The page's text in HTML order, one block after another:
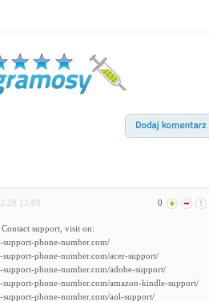
13:09 0
support, visit on:
support-phone-number.com/
phone-number.com/acer-support/
phone-number.com/adobe-support/
support-phone-number.com/amazon-kindle-support/
support-phone-number.com/aol-support/